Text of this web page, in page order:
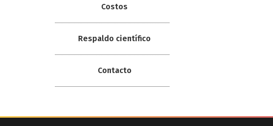
Costos
Respaldo científico
Contacto